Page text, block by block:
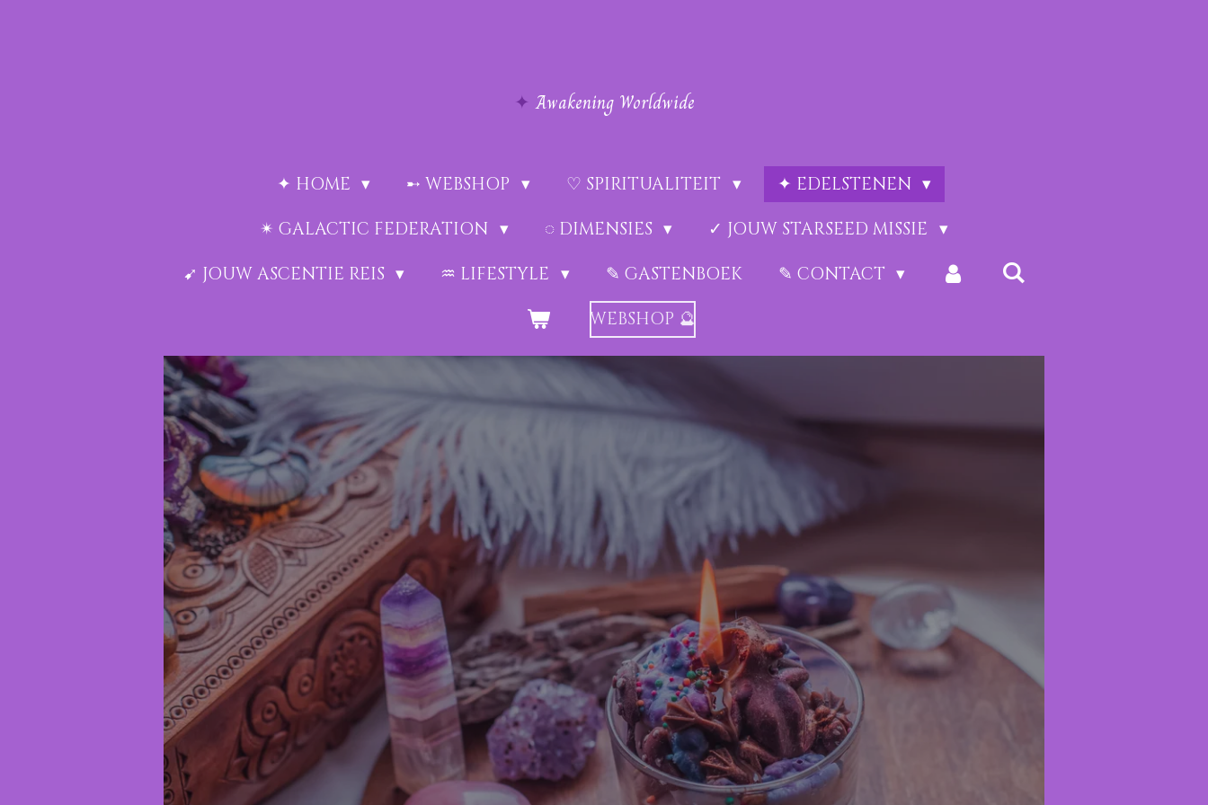
✦ Awakening Worldwide
✦ HOME ➸ WEBSHOP ♡ SPIRITUALITEIT
✦ EDELSTENEN
✴︎ GALACTIC FEDERATION
◌ DIMENSIES
✓ JOUW STARSEED MISSIE
➹ JOUW ASCENTIE REIS
♒︎ LIFESTYLE ✎ GASTENBOEK
✎ CONTACT
WEBSHOP 🔮